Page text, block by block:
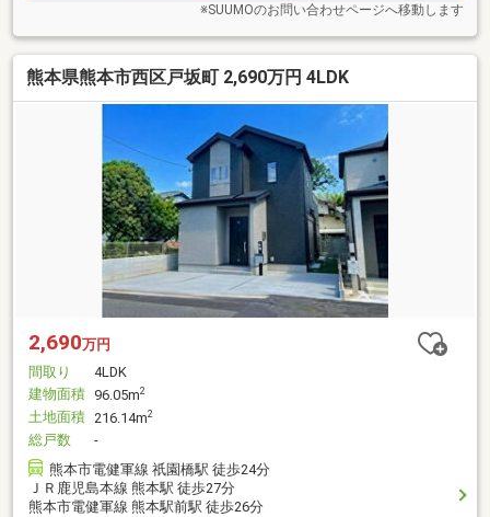
※SUUMOのお問い合わせページへ移動します
熊本県熊本市西区戸坂町 2,690万円 4LDK
2,690万円
間取り
4LDK
建物面積 96.05m2
土地面積 216.14m2
総戸数
-
熊本市電健軍線 祇園橋駅 徒歩24分
ＪＲ鹿児島本線 熊本駅 徒歩27分
熊本市電健軍線 熊本駅前駅 徒歩26分